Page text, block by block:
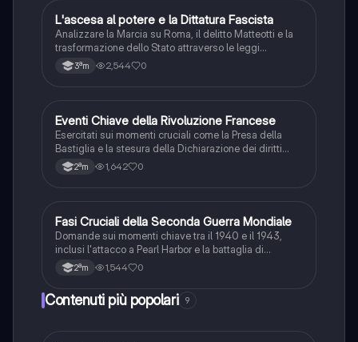
LStoria
L'ascesa al potere e la Dittatura Fascista
Analizzare la Marcia su Roma, il delitto Matteotti e la
trasformazione dello Stato attraverso le leggi
fascistissime.
3ªm 2,544 0
EStoria
Eventi Chiave della Rivoluzione Francese
Esercitati sui momenti cruciali come la Presa della
Bastiglia e la stesura della Dichiarazione dei diritti
dell'uomo e del cittadino.
2ªm 1,642 0
FStoria
Fasi Cruciali della Seconda Guerra Mondiale
Domande sui momenti chiave tra il 1940 e il 1943,
inclusi l'attacco a Pearl Harbor e la battaglia di
Stalingrado.
2ªm 1,544 0
Contenuti più popolari 9